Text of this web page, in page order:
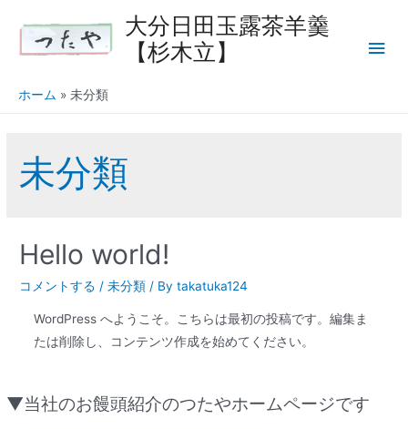
大分日田玉露茶羊羹
【杉木立】
メ
ホーム 未分類
▼当社のお饅頭紹介のつたやホームページです
未分類
Hello world!
コメントする /未分類 / Bytakatuka124
WordPress へようこそ。こちらは最初の投稿です。編集ま
たは削除し、コンテンツ作成を始めてください。